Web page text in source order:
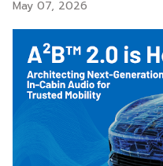
May 07, 2026